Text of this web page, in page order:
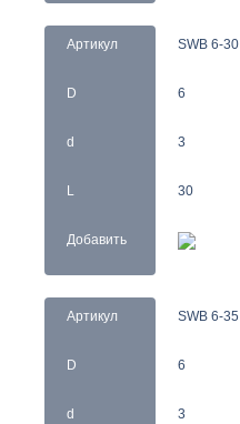
Артикул
D
d
L
Добавить
SWB 6-30
6
3
30
Артикул
D
d
SWB 6-35
6
3